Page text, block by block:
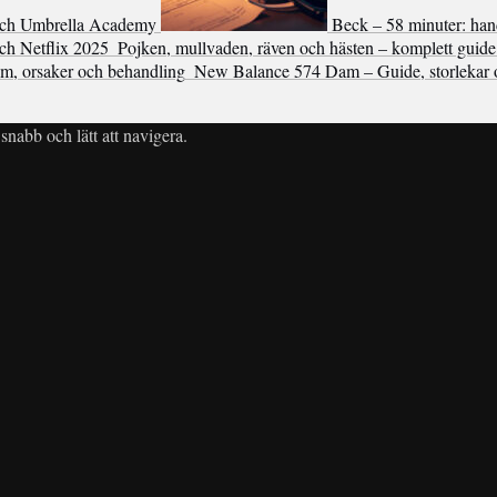
Umbrella Academy
Beck – 58 minuter:
Netflix 2025 Pojken, mullvaden, räven och hästen – komplett guide
orsaker och behandling New Balance 574 Dam – Guide, storlekar
och lätt att navigera.